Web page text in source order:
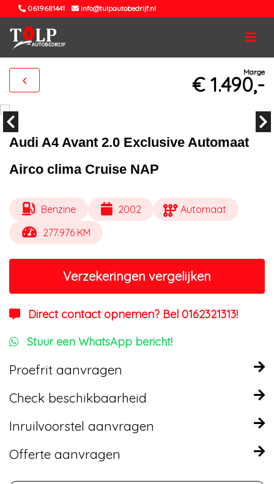
0619681441 info@tulpautobedrijf.nl
Marge
€ 1.490,-
Audi A4 Avant 2.0 Exclusive Automaat
Airco clima Cruise NAP
Benzine 2002
Automaat
277.976 KM
Verzekeringen vergelijken
Direct contact opnemen? Bel 0162321313!
Stuur een WhatsApp bericht!
Proefrit aanvragen
Check beschikbaarheid
Inruilvoorstel aanvragen
Offerte aanvragen